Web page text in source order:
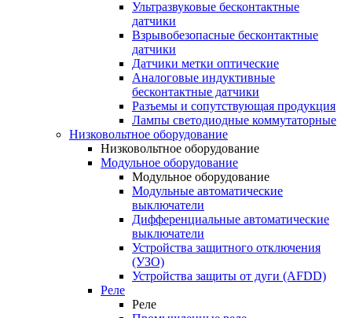
Ультразвуковые бесконтактные
датчики
Взрывобезопасные бесконтактные
датчики
Датчики метки оптические
Аналоговые индуктивные
бесконтактные датчики
Разъемы и сопутствующая продукция
Лампы светодиодные коммутаторные
Низковольтное оборудование
Низковольтное оборудование
Модульное оборудование
Модульное оборудование
Модульные автоматические
выключатели
Дифференциальные автоматические
выключатели
Устройства защитного отключения
(УЗО)
Устройства защиты от дуги (AFDD)
Реле
Реле